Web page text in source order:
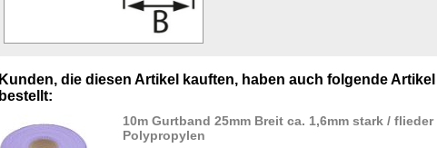
Kunden, die diesen Artikel kauften, haben auch folgende Artikel
bestellt:
10m Gurtband 25mm Breit ca. 1,6mm stark / flieder
Polypropylen